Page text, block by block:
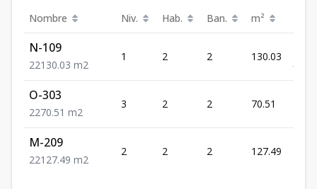
Nombre Niv. Hab. Ban. m²
N-109
22130.03 m2
1 2 2 130.03
O-303
2270.51 m2
3 2 2 70.51
M-209
22127.49 m2
2 2 2 127.49